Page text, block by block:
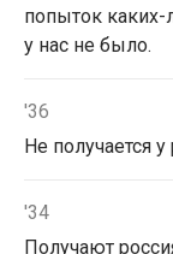
попыток
у нас не было.
'36
Не получается
'34
Получают